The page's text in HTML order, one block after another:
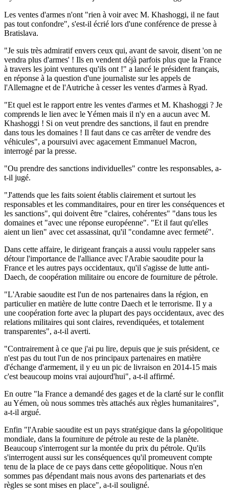
Les ventes d'armes n'ont "rien à voir avec M. Khashoggi, il ne faut
pas tout confondre", s'est-il écrié lors d'une conférence de presse à
Bratislava.
"Je suis très admiratif envers ceux qui, avant de savoir, disent 'on ne
vendra plus d'armes' ! Ils en vendent déjà parfois plus que la France
à travers les joint ventures qu'ils ont !" a lancé le président français,
en réponse à la question d'une journaliste sur les appels de
l'Allemagne et de l'Autriche à cesser les ventes d'armes à Ryad.
"Et quel est le rapport entre les ventes d'armes et M. Khashoggi ? Je
comprends le lien avec le Yémen mais il n'y en a aucun avec M.
Khashoggi ! Si on veut prendre des sanctions, il faut en prendre
dans tous les domaines ! Il faut dans ce cas arrêter de vendre des
véhicules", a poursuivi avec agacement Emmanuel Macron,
interrogé par la presse.
"Ou prendre des sanctions individuelles" contre les responsables, a-
t-il jugé.
"J'attends que les faits soient établis clairement et surtout les
responsables et les commanditaires, pour en tirer les conséquences et
les sanctions", qui doivent être "claires, cohérentes" "dans tous les
domaines et "avec une réponse européenne". "Et il faut qu'elles
aient un lien" avec cet assassinat, qu'il "condamne avec fermeté".
Dans cette affaire, le dirigeant français a aussi voulu rappeler sans
détour l'importance de l'alliance avec l'Arabie saoudite pour la
France et les autres pays occidentaux, qu'il s'agisse de lutte anti-
Daech, de coopération militaire ou encore de fourniture de pétrole.
"L'Arabie saoudite est l'un de nos partenaires dans la région, en
particulier en matière de lutte contre Daech et le terrorisme. Il y a
une coopération forte avec la plupart des pays occidentaux, avec des
relations militaires qui sont claires, revendiquées, et totalement
transparentes", a-t-il averti.
"Contrairement à ce que j'ai pu lire, depuis que je suis président, ce
n'est pas du tout l'un de nos principaux partenaires en matière
d'échange d'armement, il y eu un pic de livraison en 2014-15 mais
c'est beaucoup moins vrai aujourd'hui", a-t-il affirmé.
En outre "la France a demandé des gages et de la clarté sur le conflit
au Yémen, où nous sommes très attachés aux règles humanitaires",
a-t-il argué.
Enfin "l'Arabie saoudite est un pays stratégique dans la géopolitique
mondiale, dans la fourniture de pétrole au reste de la planète.
Beaucoup s'interrogent sur la montée du prix du pétrole. Qu'ils
s'interrogent aussi sur les conséquences qu'il promeuvent compte
tenu de la place de ce pays dans cette géopolitique. Nous n'en
sommes pas dépendant mais nous avons des partenariats et des
règles se sont mises en place", a-t-il souligné.